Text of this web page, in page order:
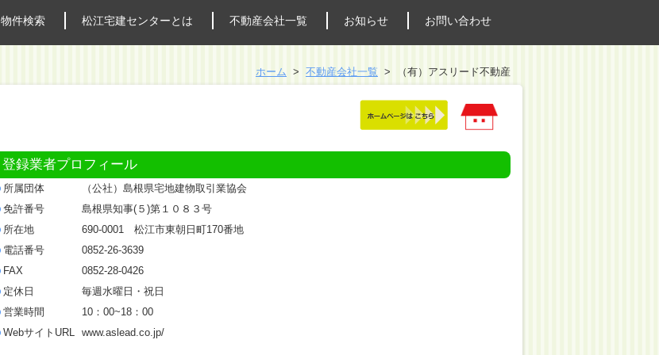
物件検索 松江宅建センターとは 不動産会社一覧 お知らせ お問い合わせ
ホーム 不動産会社一覧 （有）アスリード不動産
登録業者プロフィール
所属団体
（公社）島根県宅地建物取引業協会
免許番号
島根県知事(５)第１０８３号
所在地
690-0001 松江市東朝日町170番地
電話番号
0852-26-3639
FAX
0852-28-0426
定休日
毎週水曜日・祝日
営業時間
10：00~18：00
WebサイトURL www.aslead.co.jp/